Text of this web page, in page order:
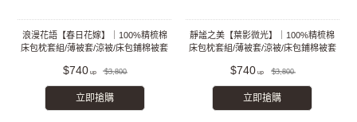
浪漫花語【春日花嫁】｜100%精梳棉
床包枕套組/薄被套/涼被/床包鋪棉被套
$740 $3,800
立即搶購
靜謐之美【葉影微光】｜100%精梳棉
床包枕套組/薄被套/涼被/床包鋪棉被套
$740 $3,800
立即搶購